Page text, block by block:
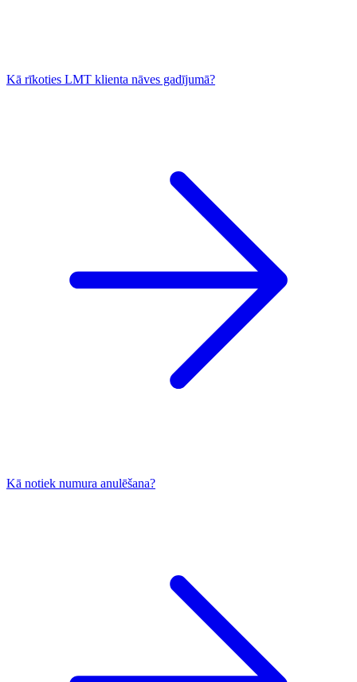
Kā rīkoties LMT klienta nāves gadījumā?
Kā notiek numura anulēšana?